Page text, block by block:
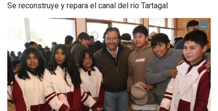
Se reconstruye y repara el canal del río Tartagal
...